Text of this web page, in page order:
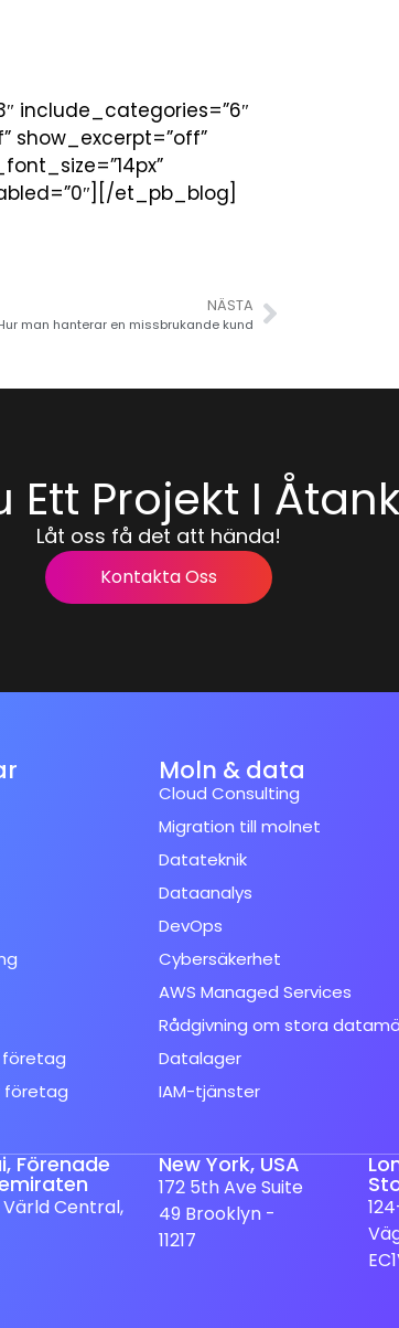
include_categories=”6″
show_excerpt=”off”
et_pb_blog]
NÄSTA
man hanterar en missbrukande kund
Ett Projekt I
Låt oss få det att hända!
Kontakta Oss
företag
Moln & data
Cloud Consulting
Migration till molnet
Datateknik
Dataanalys
DevOps
Cybersäkerhet
AWS Managed Services
Rådgivning om stora
Datalager
IAM-tjänster
Förenade
Värld Central,
New York, USA
172 5th Ave Suite
49 Brooklyn -
11217